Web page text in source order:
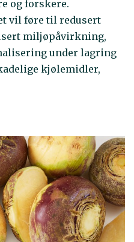
og forskere.
vil føre til redusert
miljøpåvirkning,
under lagring
kjølemidler,